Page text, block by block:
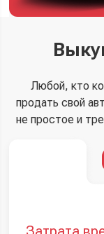
Любой, кто
продать свой
не простое и